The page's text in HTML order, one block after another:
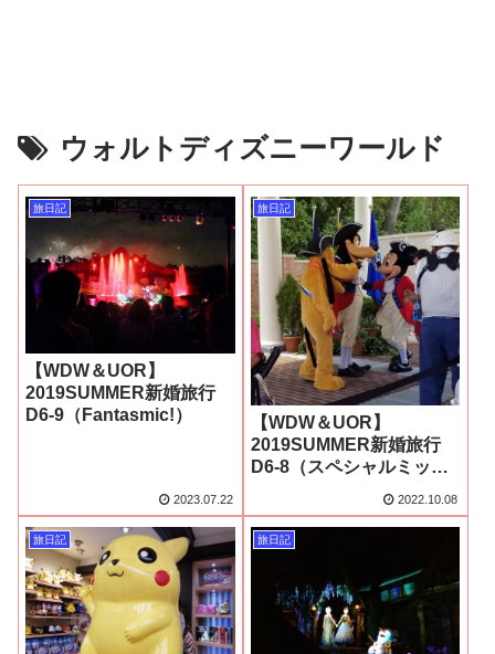
ウォルトディズニーワールド
旅日記
【WDW＆UOR】
2019SUMMER新婚旅行
D6-9（Fantasmic!）
2023.07.22
旅日記
【WDW＆UOR】
2019SUMMER新婚旅行
D6-8（スペシャルミッキ
2022.10.08
旅日記 旅日記